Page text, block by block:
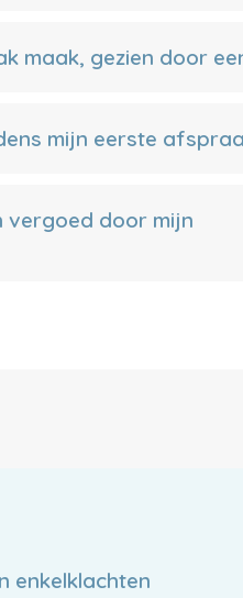
maak, gezien door
mijn eerste
vergoed door mijn
enkelklachten